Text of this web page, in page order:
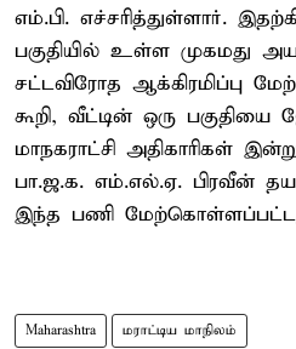
எம்.பி. எச்சரித்துள்ளார்.
பகுதியில் உள்ள முகமது
சட்டவிரோத ஆக்கிரமிப்பு
கூறி, வீட்டின் ஒரு பகுதியை
மாநகராட்சி அதிகாரிகள்
பா.ஜ.க. எம்.எல்.ஏ. பிரவீன்
இந்த பணி மேற்கொள்ளப்பட்டது
Maharashtra மராட்டிய மாநிலம்